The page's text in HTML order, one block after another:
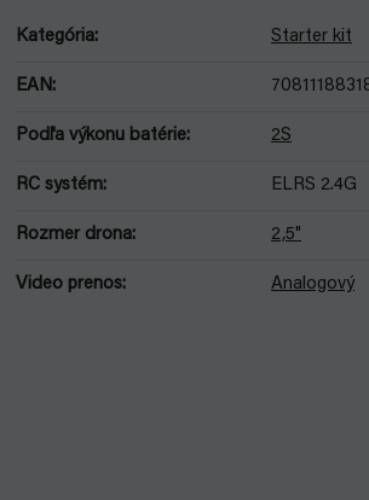
Kategória: Starter kit
EAN:
Podľa výkonu batérie: 2S
RC systém: ELRS 2.4G
Rozmer drona: 2,5"
Video prenos: Analogový